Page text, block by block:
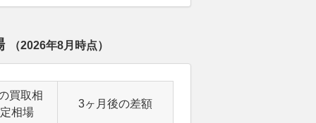
（2026年8月 時点）
買取相
相場
3ヶ月後の差額